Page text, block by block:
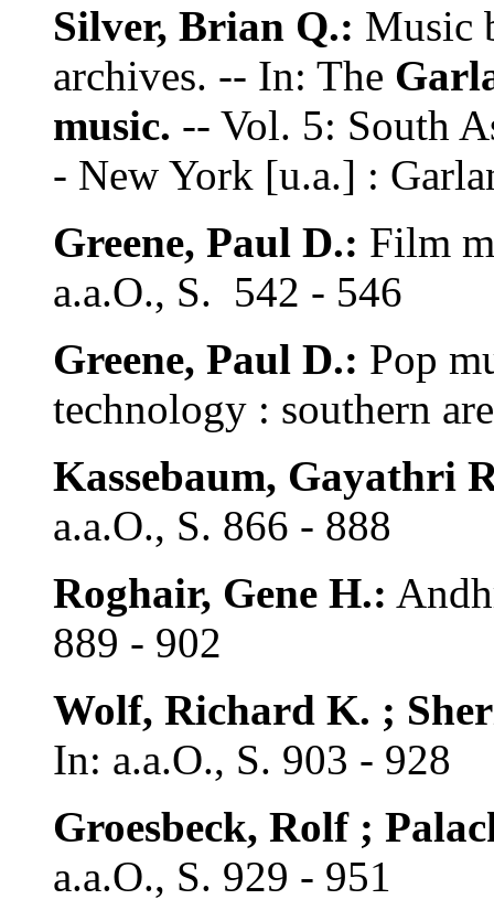
Silver, Brian Q.: Music
archives. -- In: The
music. -- Vol. 5: South
- New York [u.a.] :
Greene, Paul D.: Film
a.a.O., S. 542 - 546
Greene, Paul D.: Pop
technology : southern
Kassebaum, Gayathri
a.a.O., S. 866 - 888
Roghair, Gene H.:
889 - 902
Wolf, Richard K. ;
In: a.a.O., S. 903 - 928
Groesbeck, Rolf ;
a.a.O., S. 929 - 951